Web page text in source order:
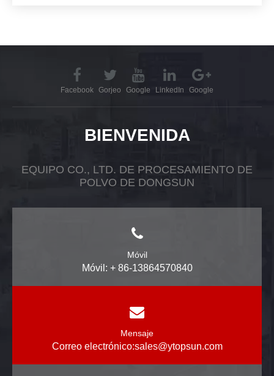
Facebook Gorjeo Google LinkedIn Google
BIENVENIDA
EQUIPO CO., LTD. DE PROCESAMIENTO DE
POLVO DE DONGSUN
Móvil
Móvil: + 86-13864570840
Mensaje
Correo electrónico:sales@ytopsun.com